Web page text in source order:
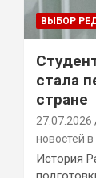
ВЫБОР
стала
стране
27.07.2026
новостей
История